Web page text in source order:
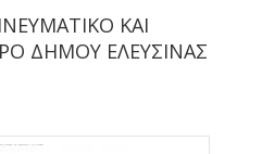
ΚΑΙ
ΔΉΜΟΥ ΕΛΕΥΣΊΝΑΣ